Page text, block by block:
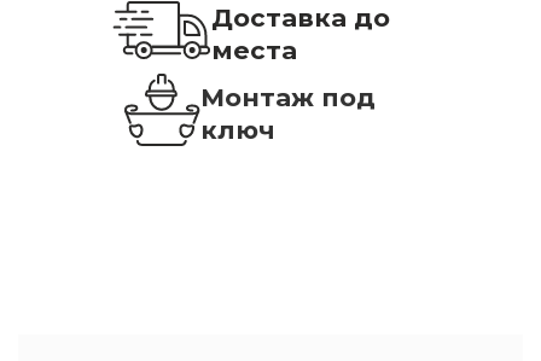
Доставка до
места
Монтаж под
ключ